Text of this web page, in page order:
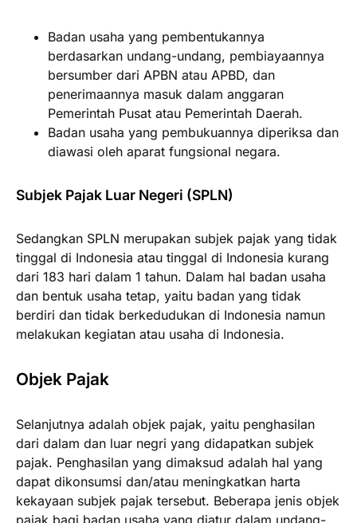
Badan usaha yang pembentukannya
berdasarkan undang-undang, pembiayaannya
bersumber dari APBN atau APBD, dan
penerimaannya masuk dalam anggaran
Pemerintah Pusat atau Pemerintah Daerah.
Badan usaha yang pembukuannya diperiksa dan
diawasi oleh aparat fungsional negara.
Subjek Pajak Luar Negeri (SPLN)
Sedangkan SPLN merupakan subjek pajak yang tidak
tinggal di Indonesia atau tinggal di Indonesia kurang
dari 183 hari dalam 1 tahun. Dalam hal badan usaha
dan bentuk usaha tetap, yaitu badan yang tidak
berdiri dan tidak berkedudukan di Indonesia namun
melakukan kegiatan atau usaha di Indonesia.
Objek Pajak
Selanjutnya adalah objek pajak, yaitu penghasilan
dari dalam dan luar negri yang didapatkan subjek
pajak. Penghasilan yang dimaksud adalah hal yang
dapat dikonsumsi dan/atau meningkatkan harta
kekayaan subjek pajak tersebut. Beberapa jenis objek
pajak bagi badan usaha yang diatur dalam undang-